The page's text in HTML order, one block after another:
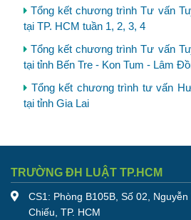
Tổng kết chương trình Tư vấn
tại TP. HCM tuần 1, 2, 3, 4
Tổng kết chương trình Tư vấn
tại tỉnh Bến Tre - Kon Tum - Lâm
Tổng kết chương trình tư vấn
tại tỉnh Gia Lai
TRƯỜNG ĐH LUẬT TP.HCM
CS1: Phòng B105B, Số 02,
Chiếu, TP. HCM